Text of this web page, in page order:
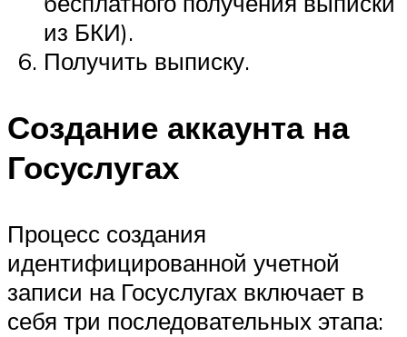
из БКИ).
Получить выписку.
Создание аккаунта на
Госуслугах
Процесс создания
идентифицированной учетной
записи на Госуслугах включает в
себя три последовательных этапа: